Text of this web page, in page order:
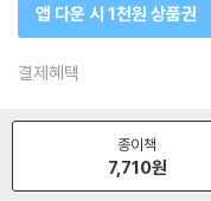
앱 다운 시 1천원 상품권
결제혜택
종이책
7,710원